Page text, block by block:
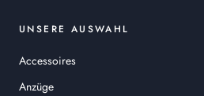
UNSERE AUSWAHL
Accessoires
Anzüge